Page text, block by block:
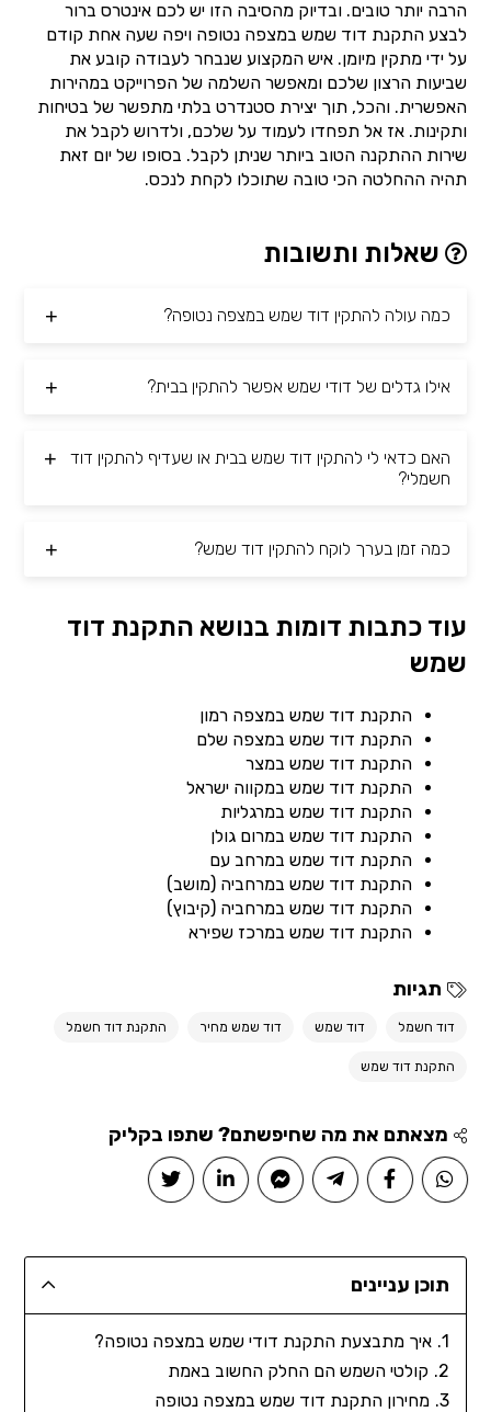
הרבה יותר טובים. ובדיוק מהסיבה הזו יש לכם אינטרס ברור
לבצע התקנת דוד שמש במצפה נטופה ויפה שעה אחת קודם
על ידי מתקין מיומן. איש המקצוע שנבחר לעבודה קובע את
שביעות הרצון שלכם ומאפשר השלמה של הפרוייקט במהירות
האפשרית. והכל, תוך יצירת סטנדרט בלתי מתפשר של בטיחות
ותקינות. אז אל תפחדו לעמוד על שלכם, ולדרוש לקבל את
שירות ההתקנה הטוב ביותר שניתן לקבל. בסופו של יום זאת
תהיה ההחלטה הכי טובה שתוכלו לקחת לנכס.
שאלות ותשובות
כמה עולה להתקין דוד שמש במצפה נטופה?
אילו גדלים של דודי שמש אפשר להתקין בבית?
האם כדאי לי להתקין דוד שמש בבית או שעדיף להתקין דוד
חשמלי?
כמה זמן בערך לוקח להתקין דוד שמש?
עוד כתבות דומות בנושא התקנת דוד
שמש
התקנת דוד שמש במצפה רמון
התקנת דוד שמש במצפה שלם
התקנת דוד שמש במצר
התקנת דוד שמש במקווה ישראל
התקנת דוד שמש במרגליות
התקנת דוד שמש במרום גולן
התקנת דוד שמש במרחב עם
התקנת דוד שמש במרחביה (מושב)
התקנת דוד שמש במרחביה (קיבוץ)
התקנת דוד שמש במרכז שפירא
תגיות
דוד חשמל דוד שמש דוד שמש מחיר התקנת דוד חשמל
התקנת דוד שמש
מצאתם את מה שחיפשתם? שתפו בקליק
תוכן עניינים
איך מתבצעת התקנת דודי שמש במצפה נטופה?
קולטי השמש הם החלק החשוב באמת
מחירון התקנת דוד שמש במצפה נטופה